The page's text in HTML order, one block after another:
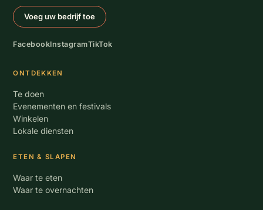
Voeg uw bedrijf toe
FacebookInstagramTikTok
ONTDEKKEN
Te doen
Evenementen en festivals
Winkelen
Lokale diensten
ETEN & SLAPEN
Waar te eten
Waar te overnachten